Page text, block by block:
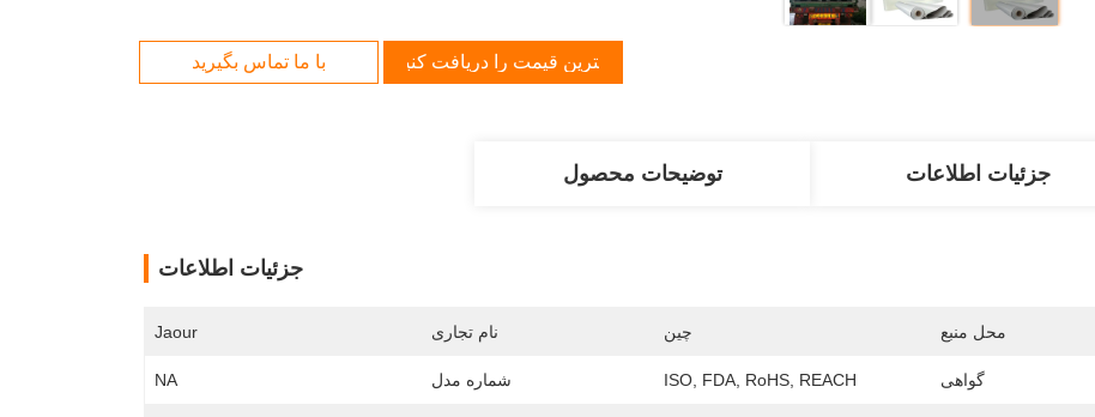
بهترین قیمت را دریافت کنید با ما تماس بگیرید
جزئیات اطلاعات توضیحات محصول
جزئیات اطلاعات
محل منبع چین نام تجاری Jaour
گواهی ISO, FDA, RoHS, REACH شماره مدل NA